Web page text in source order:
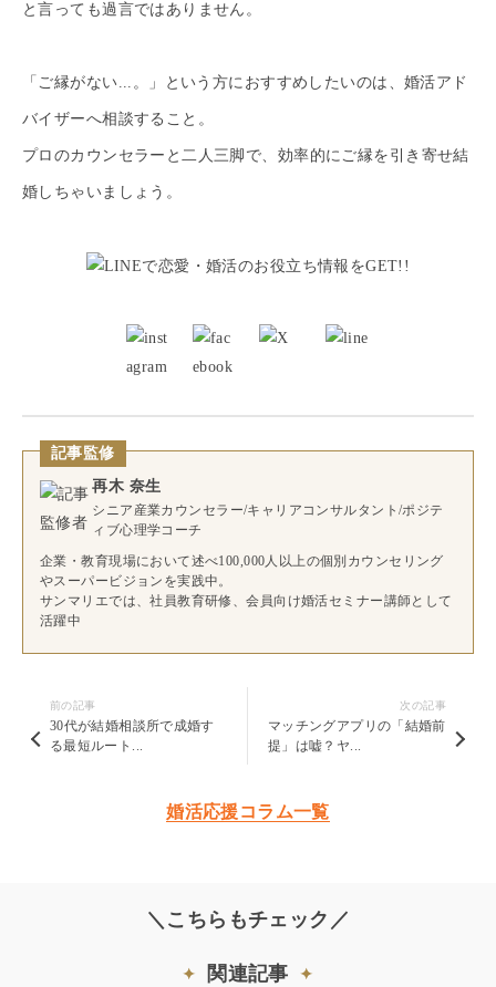
と言っても過言ではありません。
「ご縁がない...。」という方におすすめしたいのは、婚活アド
バイザーへ相談すること。
プロのカウンセラーと二人三脚で、効率的にご縁を引き寄せ結
婚しちゃいましょう。
記事監修
再木 奈生
シニア産業カウンセラー/キャリアコンサルタント/ポジテ
ィブ心理学コーチ
企業・教育現場において述べ100,000人以上の個別カウンセリング
やスーパービジョンを実践中。
サンマリエでは、社員教育研修、会員向け婚活セミナー講師として
活躍中
前の記事
30代が結婚相談所で成婚す
る最短ルート...
次の記事
マッチングアプリの「結婚前
提」は嘘？ヤ...
婚活応援コラム一覧
＼こちらもチェック／
関連記事